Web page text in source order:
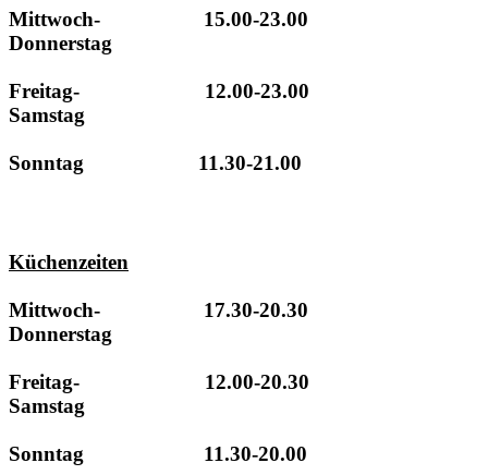
Mittwoch- 15.00-23.00
Donnerstag
Freitag- 12.00-23.00
Samstag
Sonntag 11.30-21.00
Küchenzeiten
Mittwoch- 17.30-20.30
Donnerstag
Freitag- 12.00-20.30
Samstag
Sonntag 11.30-20.00